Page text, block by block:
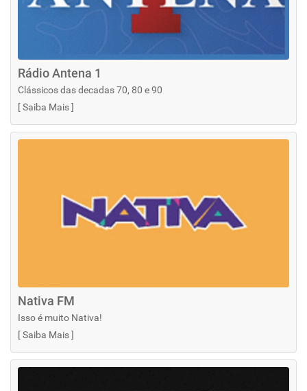
Rádio Antena 1
Clássicos das decadas 70, 80 e 90
[Saiba Mais]
Nativa FM
Isso é muito Nativa!
[Saiba Mais]